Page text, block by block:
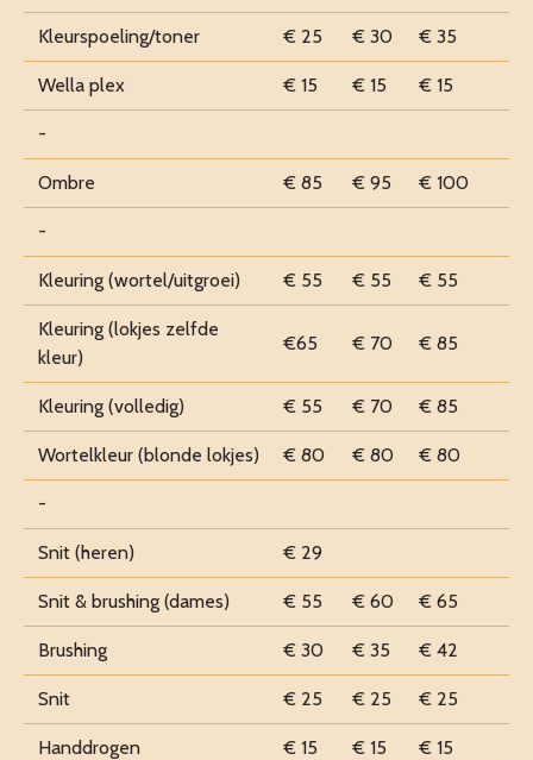
Kleurspoeling/toner € 25 € 30 € 35
Wella plex € 15 € 15 € 15
-
Ombre € 85 € 95 € 100
-
Kleuring (wortel/uitgroei) € 55 € 55 € 55
Kleuring (lokjes zelfde
kleur)
€65 € 70 € 85
Kleuring (volledig) € 55 € 70 € 85
Wortelkleur (blonde lokjes) € 80 € 80 € 80
-
Snit (heren) € 29
Snit & brushing (dames) € 55 € 60 € 65
Brushing € 30 € 35 € 42
Snit € 25 € 25 € 25
Handdrogen € 15 € 15 € 15